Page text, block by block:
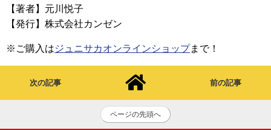
【著者】元川悦子
【発行】株式会社カンゼン
※ご購入はジュニサカオンラインショップまで！
次の記事 前の記事
ページの先頭へ